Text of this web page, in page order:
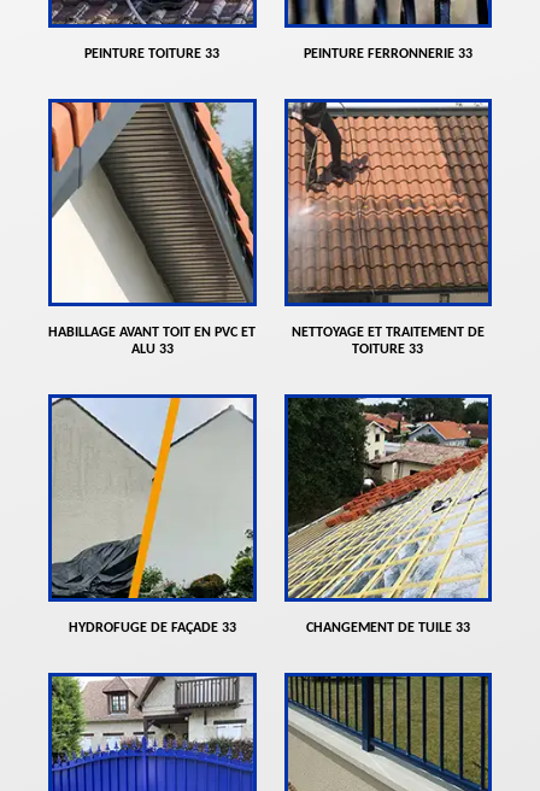
PEINTURE TOITURE 33 PEINTURE FERRONNERIE 33
HABILLAGE AVANT TOIT EN PVC ET
ALU 33
NETTOYAGE ET TRAITEMENT DE
TOITURE 33
HYDROFUGE DE FAÇADE 33 CHANGEMENT DE TUILE 33